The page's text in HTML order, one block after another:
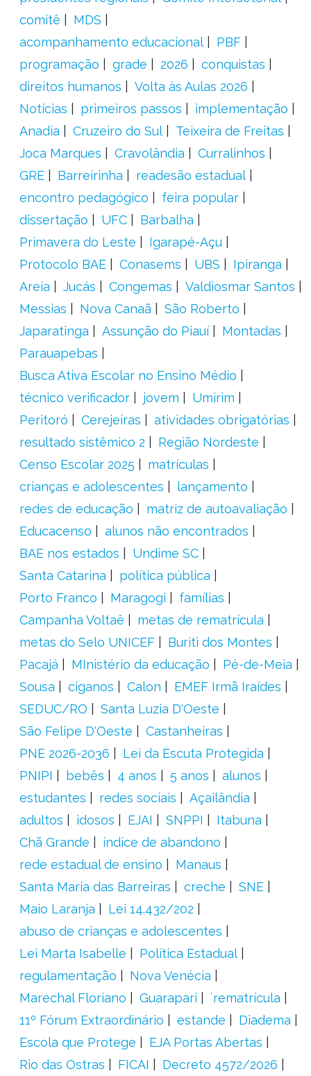
comitê
MDS
acompanhamento educacional
PBF
programação
grade 2026
conquistas
direitos humanos
Volta às Aulas 2026
Notícias
primeiros passos
implementação
Anadia
Cruzeiro do Sul
Teixeira de Freitas
Joca Marques
Cravolândia
Curralinhos
GRE
Barreirinha
readesão estadual
encontro pedagógico
feira popular
dissertação
UFC
Barbalha
Primavera do Leste
Igarapé-Açu
Protocolo BAE
Conasems UBS
Ipiranga
Areia
Jucás Congemas
Valdiosmar Santos
Messias
Nova Canaã
São Roberto
Japaratinga
Assunção do Piauí
Montadas
Parauapebas
Busca Ativa Escolar no Ensino Médio
técnico verificador
jovem
Umirim
Peritoró
Cerejeiras
atividades obrigatórias
resultado sistêmico 2
Região Nordeste
Censo Escolar 2025
matrículas
crianças e adolescentes
lançamento
redes de educação
matriz de autoavaliação
Educacenso
alunos não encontrados
BAE nos estados
Undime SC
Santa Catarina
política pública
Porto Franco
Maragogi
famílias
Campanha Voltaê
metas de rematrícula
metas do Selo UNICEF
Buriti dos Montes
Pacajá
MInistério da educação
Pé-de-Meia
Sousa
ciganos Calon
EMEF Irmã Iraídes
SEDUC/RO
Santa Luzia D'Oeste
São Felipe D'Oeste
Castanheiras
PNE 2026-2036
Lei da Escuta Protegida
PNIPI
bebês 4 anos 5 anos
alunos
estudantes
redes sociais
Açailândia
adultos
idosos EJAI SNPPI
Itabuna
Chã Grande
índice de abandono
rede estadual de ensino
Manaus
Santa Maria das Barreiras
creche
SNE
Maio Laranja
Lei 14.432/202
abuso de crianças e adolescentes
Lei Marta Isabelle
Política Estadual
regulamentação
Nova Venécia
Marechal Floriano
Guarapari
´rematrícula
11º Fórum Extraordinário
estande
Diadema
Escola que Protege
EJA Portas Abertas
Rio das Ostras
FICAI
Decreto 4572/2026